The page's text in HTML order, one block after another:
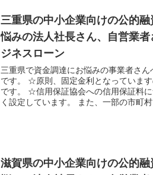
三重県の中小企業向けの公的
悩みの法人社長さん、自営業
ジネスローン
三重県で資金調達にお悩みの事業者さ
です。 ☆原則、固定金利となっていま
です。 ☆信用保証協会への信用保証料
く設定しています。 また、一部の市町
滋賀県の中小企業向けの公的